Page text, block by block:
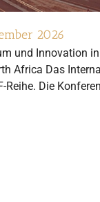
2026
und Innovation
Africa Das
Die